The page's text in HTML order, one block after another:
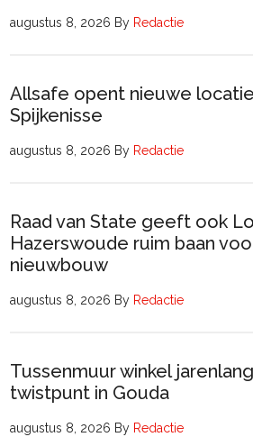
augustus 8, 2026 By Redactie
Allsafe opent nieuwe
Spijkenisse
augustus 8, 2026 By Redactie
Raad van State geeft ook
Hazerswoude ruim baan
nieuwbouw
augustus 8, 2026 By Redactie
Tussenmuur winkel jarenlang
twistpunt in Gouda
augustus 8, 2026 By Redactie